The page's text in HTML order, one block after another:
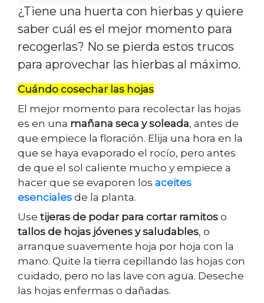
¿Tiene una huerta con hierbas y quiere
saber cuál es el mejor momento para
recogerlas? No se pierda estos trucos
para aprovechar las hierbas al máximo.
Cuándo cosechar las hojas
El mejor momento para recolectar las hojas
es en una mañana seca y soleada, antes de
que empiece la floración. Elija una hora en la
que se haya evaporado el rocío, pero antes
de que el sol caliente mucho y empiece a
hacer que se evaporen los aceites
esenciales de la planta.
Use tijeras de podar para cortar ramitos o
tallos de hojas jóvenes y saludables, o
arranque suavemente hoja por hoja con la
mano. Quite la tierra cepillando las hojas con
cuidado, pero no las lave con agua. Deseche
las hojas enfermas o dañadas.